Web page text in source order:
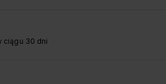
ciągu 30 dni